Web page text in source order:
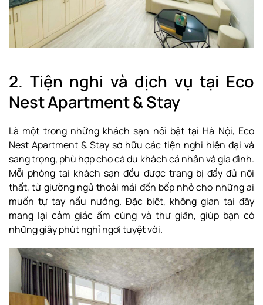
2. Tiện nghi và dịch vụ tại Eco
Nest Apartment & Stay
Là một trong những khách sạn nổi bật tại Hà Nội, Eco
Nest Apartment & Stay sở hữu các tiện nghi hiện đại và
sang trọng, phù hợp cho cả du khách cá nhân và gia đình.
Mỗi phòng tại khách sạn đều được trang bị đầy đủ nội
thất, từ giường ngủ thoải mái đến bếp nhỏ cho những ai
muốn tự tay nấu nướng. Đặc biệt, không gian tại đây
mang lại cảm giác ấm cúng và thư giãn, giúp bạn có
những giây phút nghỉ ngơi tuyệt vời.